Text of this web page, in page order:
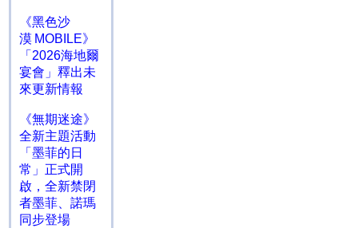
《黑色沙
漠 MOBILE》
「2026海地爾
宴會」釋出未
來更新情報
《無期迷途》
全新主題活動
「墨菲的日
常」正式開
啟，全新禁閉
者墨菲、諾瑪
同步登場